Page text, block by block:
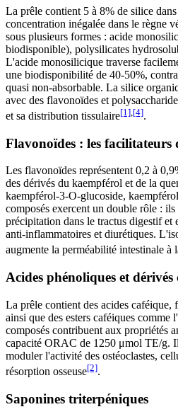
La prêle contient 5 à 8% de silice dans
concentration inégalée dans le règne
sous plusieurs formes : acide
biodisponible), polysilicates
L'acide monosilicique traverse
une biodisponibilité de 40-50%,
quasi non-absorbable. La silice
avec des flavonoïdes et
et sa distribution tissulaire[1] [4].
Flavonoïdes : les
Les flavonoïdes représentent 0,2 à
des dérivés du kaempférol et de la
kaempférol-3-O-glucoside,
composés exercent un double rôle :
précipitation dans le tractus digestif et
anti-inflammatoires et diurétiques.
augmente la perméabilité intestinale à
Acides phénoliques et dérivés
La prêle contient des acides caféique,
ainsi que des esters caféiques
composés contribuent aux propriétés
capacité ORAC de 1250 μmol TE/g.
moduler l'activité des ostéoclastes,
résorption osseuse[2].
Saponines triterpéniques